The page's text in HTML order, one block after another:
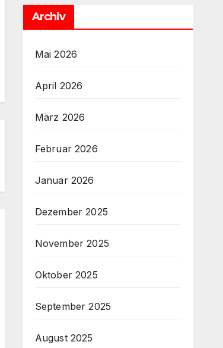
Archiv
Mai 2026
April 2026
März 2026
Februar 2026
Januar 2026
Dezember 2025
November 2025
Oktober 2025
September 2025
August 2025